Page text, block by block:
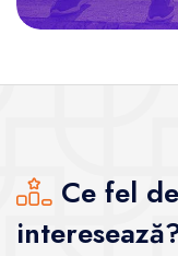
Ce fel